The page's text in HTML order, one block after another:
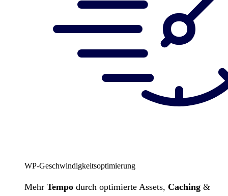
WP-Geschwindigkeitsoptimierung
Mehr Tempo durch optimierte Assets, Caching &